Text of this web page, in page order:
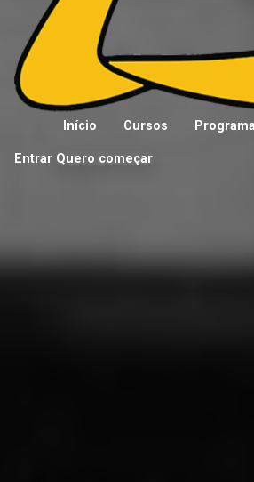
Início Cursos
Entrar Quero começar